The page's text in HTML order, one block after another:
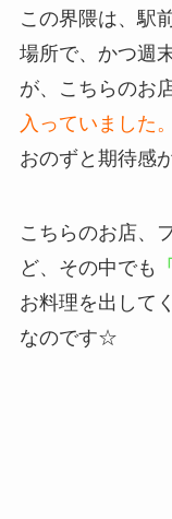
この界隈は、駅
場所で、かつ週
が、こちらのお
入っていました。
おのずと期待感
こちらのお店、
ど、その中でも
お料理を出して
なのです☆